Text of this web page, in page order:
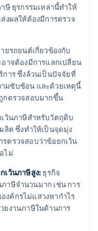
ษี ธุรกรรมเหล่านี้ทำให้
งผลให้ต้องมีการตรวจ
ยรถยนต์เกี่ยวข้องกับ
าจต้องมีการแลกเปลี่ยน
าร ซึ่งล้วนเป็นปัจจัยที่
มซับซ้อน และด้วยเหตุนี้
กตรวจสอบมากขึ้น
ว้นภาษีสำหรับวัตถุดิบ
ลิต ซึ่งทำให้เป็นจุดมุ่ง
ตรวจสอบว่าข้อยกเว้น
ไม่
เว้นภาษีสูง: ธุรกิจ
าษีจำนวนมาก เช่น การ
งค์กรไม่แสวงหากำไร
ยงานภาษีในด้านการ